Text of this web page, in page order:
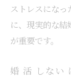
ストレスにな
に、現実的な
が重要です。
婚 活 しない